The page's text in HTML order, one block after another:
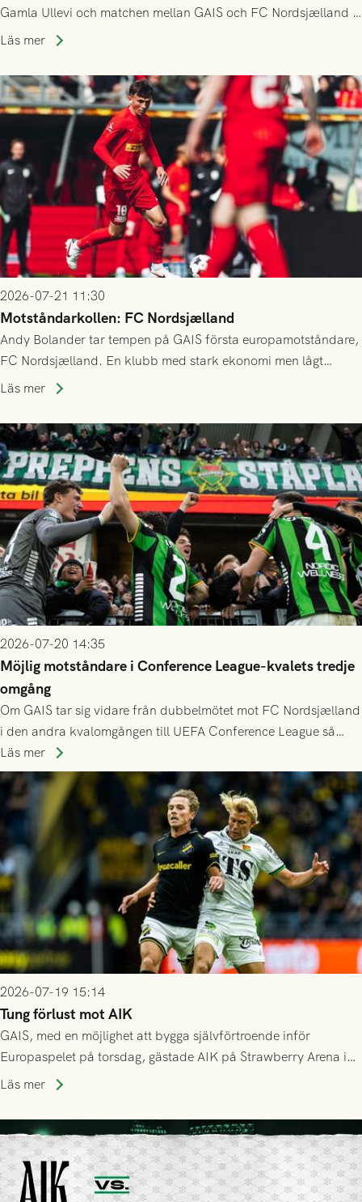
Gamla Ullevi och matchen mellan GAIS och FC Nordsjælland i
kvalet till Conference League! Avspark kl 19.00 på torsdag
Läs mer
2026-07-21 11:30
Motståndarkollen: FC Nordsjælland
Andy Bolander tar tempen på GAIS första europamotståndare,
FC Nordsjælland. En klubb med stark ekonomi men lågt
publiksnitt, ett lag med både kollektiv styrka och individuell
Läs mer
2026-07-20 14:35
Möjlig motståndare i Conference League-kvalets tredje
omgång
Om GAIS tar sig vidare från dubbelmötet mot FC Nordsjælland
i den andra kvalomgången till UEFA Conference League så
spelas den tredje kvalomgången kort därpå. Motståndare blir
då vinnaren i mötet mellan isländska Valur och HŠK Zrinjski
Mostar från Bosnien och Hercegovina.
Läs mer
2026-07-19 15:14
Tung förlust mot AIK
GAIS, med en möjlighet att bygga självförtroende inför
Europaspelet på torsdag, gästade AIK på Strawberry Arena i
Stockholm . Men trots konstant hotande i första halvlek av
lyckades få in 2-0.
Läs mer